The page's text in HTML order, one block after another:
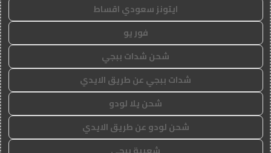
ايتونز سعودي اقساط
فور يو
شحن شدات ببجي
شدات ببجي عن طريق الايدي
شحن يلا لودو
شحن لودو عن طريق الايدي